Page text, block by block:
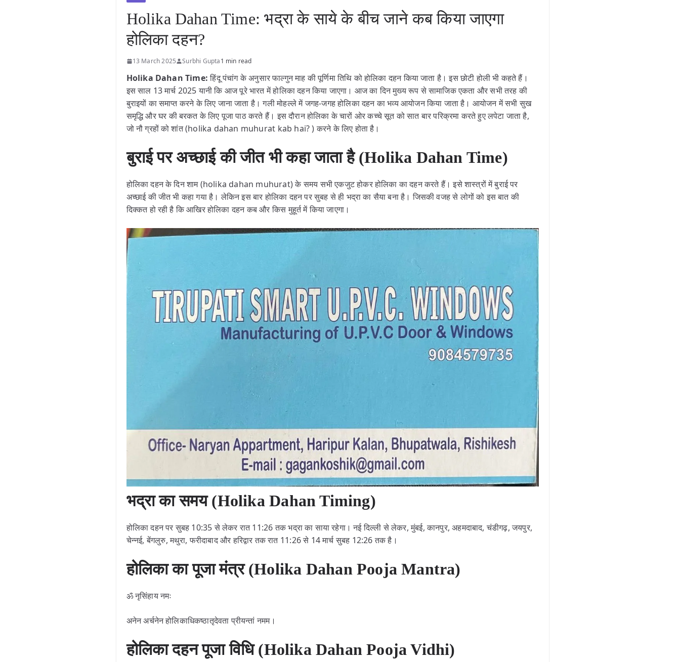
Holika Dahan Time: भद्रा के साये के बीच जाने कब किया जाएगा
होलिका दहन?
13 March 2025 Surbhi Gupta1 min read
Holika Dahan Time:हिंदू पंचांग के अनुसार फाल्गुन माह की पूर्णिमा तिथि को होलिका दहन किया जाता है। इस छोटी होली भी कहते हैं।
इस साल 13 मार्च 2025 यानी कि आज पूरे भारत में होलिका दहन किया जाएगा। आज का दिन मुख्य रूप से सामाजिक एकता और सभी तरह की
बुराइयों का समाप्त करने के लिए जाना जाता है। गली मोहल्ले में जगह-जगह होलिका दहन का भव्य आयोजन किया जाता है। आयोजन में सभी सुख
समृद्धि और घर की बरकत के लिए पूजा पाठ करते हैं। इस दौरान होलिका के चारों ओर कच्चे सूत को सात बार परिक्रमा करते हुए लपेटा जाता है,
जो नौ ग्रहों को शांत (holika dahan muhurat kab hai? ) करने के लिए होता है।
बुराई पर अच्छाई की जीत भी कहा जाता है (Holika Dahan Time)
होलिका दहन के दिन शाम (holika dahan muhurat) के समय सभी एकजुट होकर होलिका का दहन करते हैं। इसे शास्त्रों में बुराई पर
अच्छाई की जीत भी कहा गया है। लेकिन इस बार होलिका दहन पर सुबह से ही भद्रा का सैया बना है। जिसकी वजह से लोगों को इस बात की
दिक्कत हो रही है कि आखिर होलिका दहन कब और किस मुहूर्त में किया जाएगा।
भद्रा का समय (Holika Dahan Timing)
होलिका दहन पर सुबह 10:35 से लेकर रात 11:26 तक भद्रा का साया रहेगा। नई दिल्ली से लेकर, मुंबई, कानपुर, अहमदाबाद, चंडीगढ़, जयपुर,
चेन्नई, बेंगलुरु, मथुरा, फरीदाबाद और हरिद्वार तक रात 11:26 से 14 मार्च सुबह 12:26 तक है।
होलिका का पूजा मंत्र (Holika Dahan Pooja Mantra)
ॐ नृसिंहाय नमः
अनेन अर्चनेन होलिकाधिकष्ठातृदेवता प्रीयन्तां नमम।
होलिका दहन पूजा विधि (Holika Dahan Pooja Vidhi)